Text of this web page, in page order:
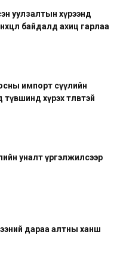
уулзалтын хүрээнд
байдалд ахиц гарлаа
импорт сүүлийн
хүрэх төлөвтэй
уналт үргэлжилсээр
дараа алтны ханш